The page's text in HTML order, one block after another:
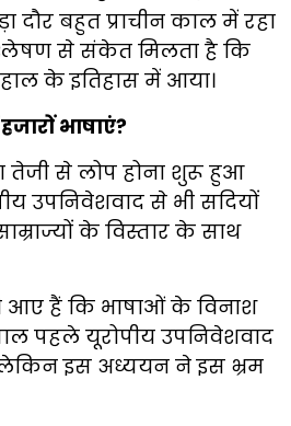
दौर बहुत प्राचीन काल में रहा
से संकेत मिलता है कि
के इतिहास में आया।
भाषाएं?
तेजी से लोप होना शुरू हुआ
उपनिवेशवाद से भी सदियों
के विस्तार के साथ
हैं कि भाषाओं के विनाश
पहले यूरोपीय उपनिवेशवाद
इस अध्ययन ने इस भ्रम